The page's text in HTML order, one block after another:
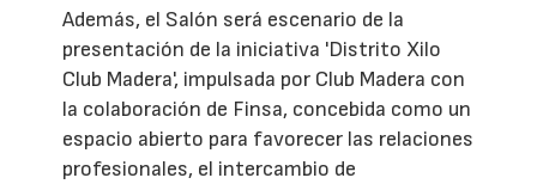
Además, el Salón será escenario de la
presentación de la iniciativa 'Distrito Xilo
Club Madera', impulsada por Club Madera con
la colaboración de Finsa, concebida como un
espacio abierto para favorecer las relaciones
profesionales, el intercambio de